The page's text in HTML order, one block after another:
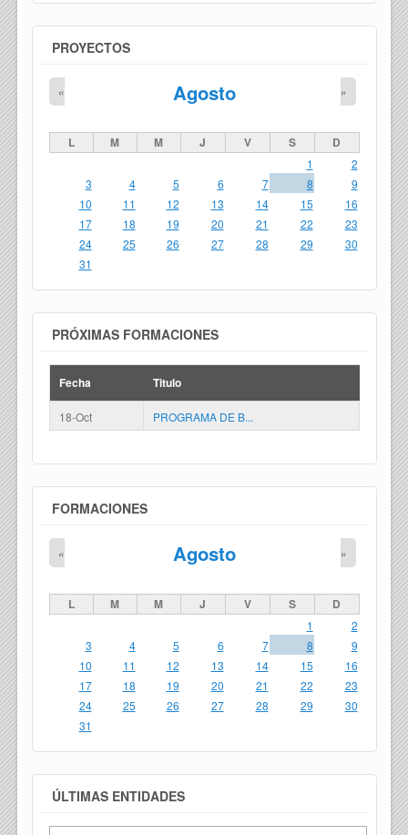
PROYECTOS
Agosto
« »
L M M J V S D
1
2
3
4 5 6 7 8
9
10
11 12 13 14 15
16
17
18 19 20 21 22
23
24
25 26 27 28 29
30
31
PRÓXIMAS FORMACIONES
Fecha Titulo
18-Oct PROGRAMA DE B...
FORMACIONES
Agosto
« »
L M M J V S D
1
2
3
4 5 6 7 8
9
10
11 12 13 14 15
16
17
18 19 20 21 22
23
24
25 26 27 28 29
30
31
ÚLTIMAS ENTIDADES